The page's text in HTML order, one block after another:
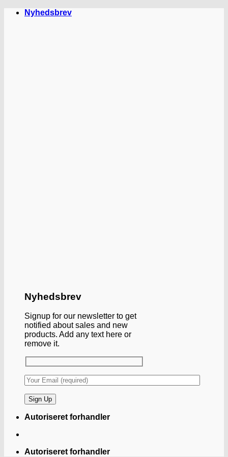
FortsætNyhedsbrev
Nyhedsbrev
Signup for our newsletter to get
notified about sales and new
products. Add any text here or
remove it.
Autoriseret forhandler
Autoriseret forhandler